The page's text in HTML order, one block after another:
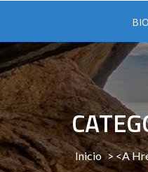
Inicio > <a